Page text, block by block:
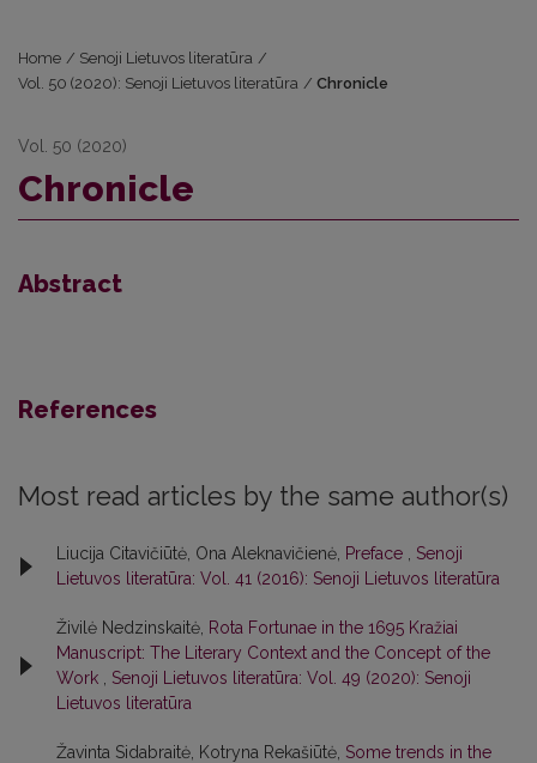
Home / Senoji Lietuvos literatūra /
Vol. 50 (2020): Senoji Lietuvos literatūra / Chronicle
Vol. 50 (2020)
Chronicle
Abstract
References
Most read articles by the same author(s)
Liucija Citavičiūtė, Ona Aleknavičienė, Preface
Senoji
Lietuvos literatūra: Vol. 41 (2016): Senoji Lietuvos literatūra
Živilė Nedzinskaitė, Rota Fortunae in the 1695 Kražiai
Manuscript: The Literary Context and the Concept of the
Work
Senoji Lietuvos literatūra: Vol. 49 (2020): Senoji
Lietuvos literatūra
Žavinta Sidabraitė, Kotryna Rekašiūtė, Some trends in the